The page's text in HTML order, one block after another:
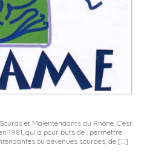
et Malentendants du Rhône. C’est
1981, qui a pour buts de : permettre
ou devenues sourdes, de […]